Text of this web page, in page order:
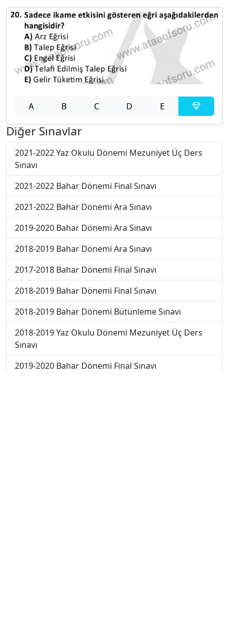
A B C D E
Diğer Sınavlar
2021-2022 Yaz Okulu Dönemi Mezuniyet Üç Ders
Sınavı
2021-2022 Bahar Dönemi Final Sınavı
2021-2022 Bahar Dönemi Ara Sınavı
2019-2020 Bahar Dönemi Ara Sınavı
2018-2019 Bahar Dönemi Ara Sınavı
2017-2018 Bahar Dönemi Final Sınavı
2018-2019 Bahar Dönemi Final Sınavı
2018-2019 Bahar Dönemi Bütünleme Sınavı
2018-2019 Yaz Okulu Dönemi Mezuniyet Üç Ders
Sınavı
2019-2020 Bahar Dönemi Final Sınavı